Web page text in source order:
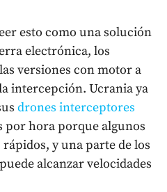
esto como una solución
electrónica, los
versiones con motor a
intercepción. Ucrania ya
drones interceptores
por hora porque algunos
y una parte de los
alcanzar velocidades